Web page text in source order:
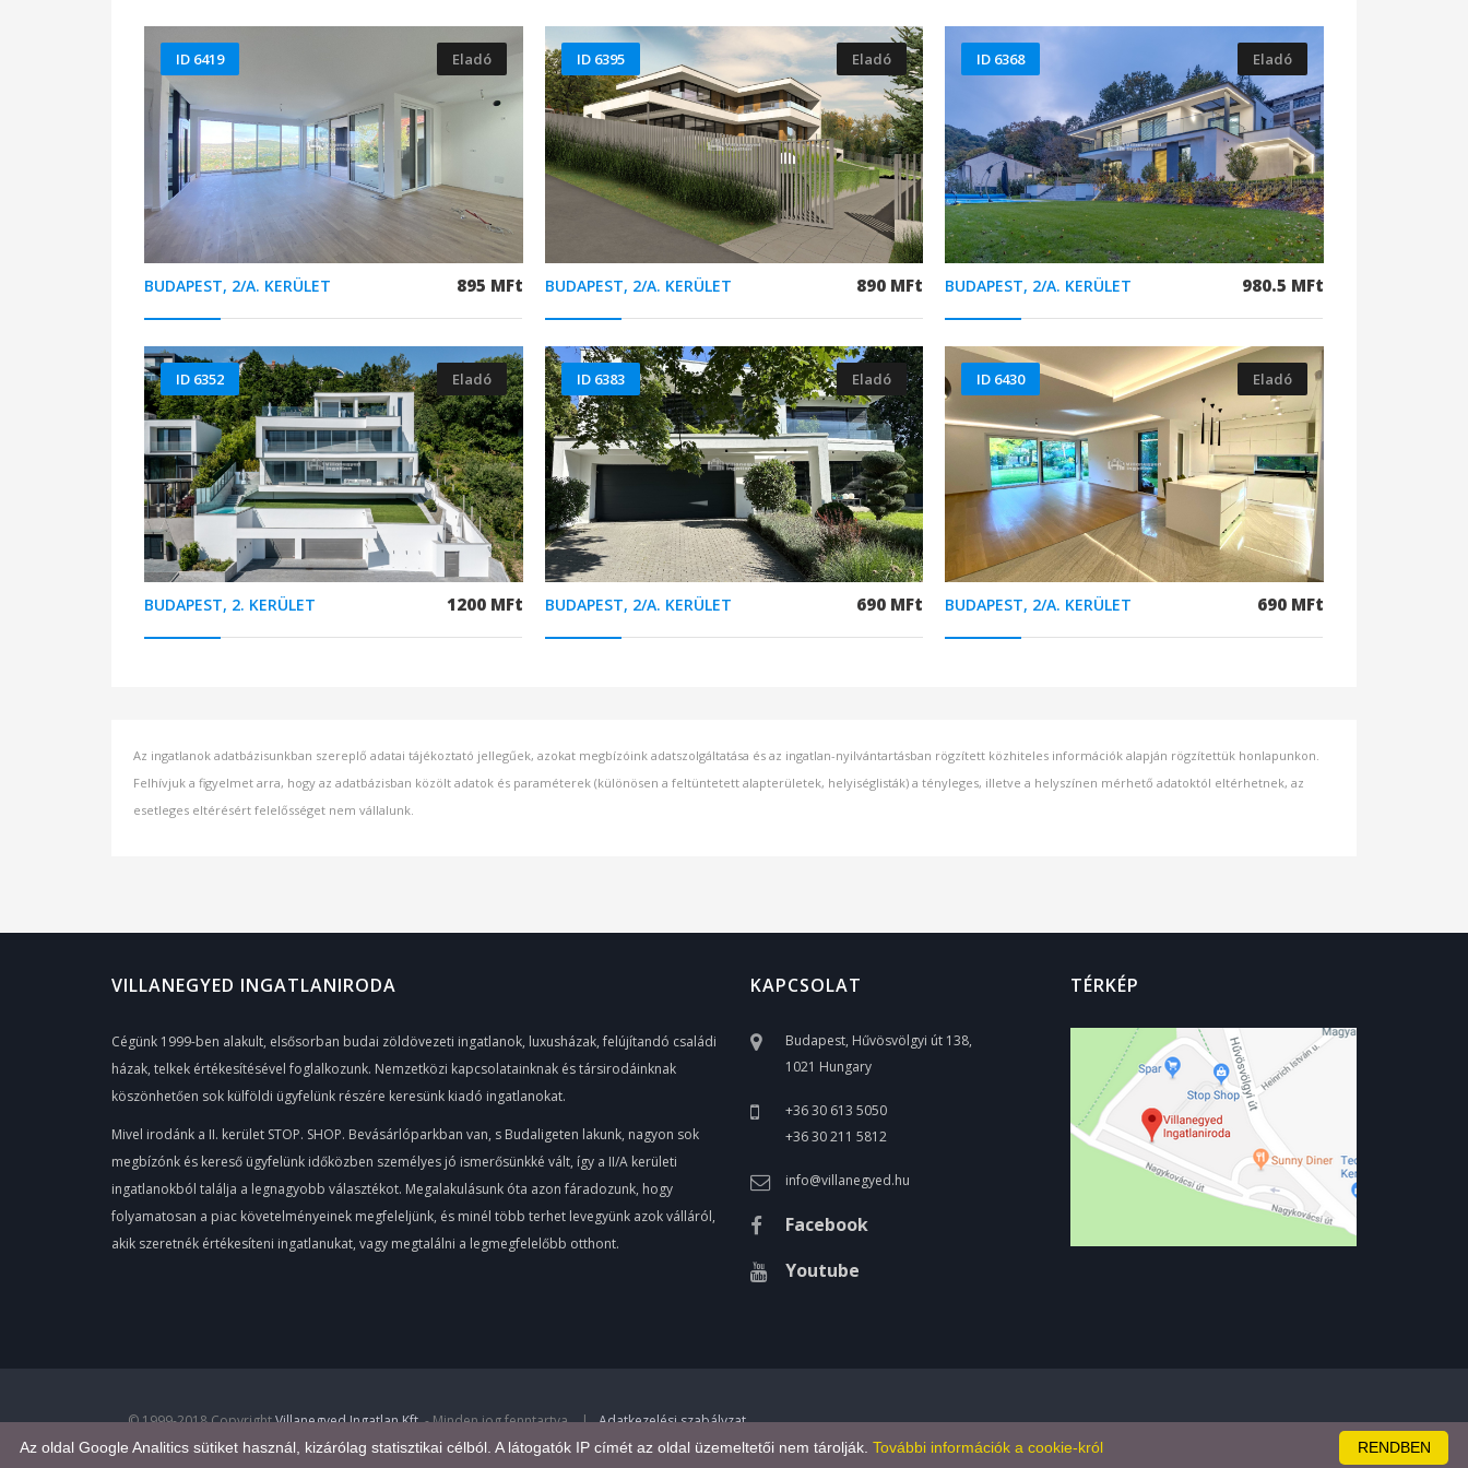
BUDAPEST, 2/A. KERÜLET 895 MFt
ID 6419 Eladó
BUDAPEST, 2/A. KERÜLET 890 MFt
ID 6395 Eladó
BUDAPEST, 2/A. KERÜLET 980.5 MFt
ID 6368 Eladó
BUDAPEST, 2. KERÜLET 1200 MFt
ID 6352 Eladó
BUDAPEST, 2/A. KERÜLET 690 MFt
ID 6383 Eladó
BUDAPEST, 2/A. KERÜLET 690 MFt
ID 6430 Eladó
Az ingatlanok adatbázisunkban szereplő adatai tájékoztató jellegűek, azokat megbízóink adatszolgáltatása és az ingatlan-nyilvántartásban rögzített közhiteles információk alapján rögzítettük honlapunkon.
Felhívjuk a figyelmet arra, hogy az adatbázisban közölt adatok és paraméterek (különösen a feltüntetett alapterületek, helyiséglisták) a tényleges, illetve a helyszínen mérhető adatoktól eltérhetnek, az
esetleges eltérésért felelősséget nem vállalunk.
VILLANEGYED INGATLANIRODA
Cégünk 1999-ben alakult, elsősorban budai zöldövezeti ingatlanok, luxusházak, felújítandó családi
házak, telkek értékesítésével foglalkozunk. Nemzetközi kapcsolatainknak és társirodáinknak
köszönhetően sok külföldi ügyfelünk részére keresünk kiadó ingatlanokat.
Mivel irodánk a II. kerület STOP. SHOP. Bevásárlóparkban van, s Budaligeten lakunk, nagyon sok
megbízónk és kereső ügyfelünk időközben személyes jó ismerősünkké vált, így a II/A kerületi
ingatlanokból találja a legnagyobb választékot. Megalakulásunk óta azon fáradozunk, hogy
folyamatosan a piac követelményeinek megfeleljünk, és minél több terhet levegyünk azok válláról,
akik szeretnék értékesíteni ingatlanukat, vagy megtalálni a legmegfelelőbb otthont.
KAPCSOLAT
Budapest, Hűvösvölgyi út 138,
1021 Hungary
+36 30 613 5050
+36 30 211 5812
info@villanegyed.hu
Facebook
Youtube
TÉRKÉP
© 1999-2018 CopyrightVillanegyed Ingatlan Kft.- Minden jog fenntartva. |Adatkezelési szabályzat.
RENDBEN
Az oldal Google Analitics sütiket használ, kizárólag statisztikai célból. A látogatók IP címét az oldal üzemeltetői nem tárolják. További információk a cookie-król